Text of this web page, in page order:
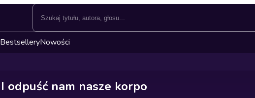
BestselleryNowości
I odpuść nam nasze korpo